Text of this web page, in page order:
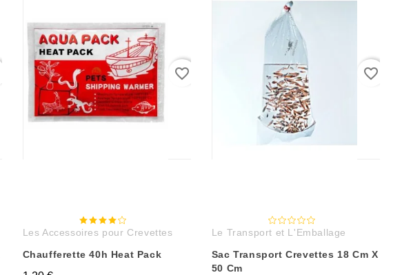
favorite_border
Les Accessoires pour Crevettes
Chaufferette 40h Heat Pack
favorite_border
Le Transport et L'Emballage
Sac Transport Crevettes 18 Cm X
50 Cm